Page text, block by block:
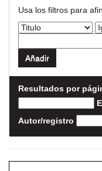
Usa los filtros para
Resultados por
Autor/registro